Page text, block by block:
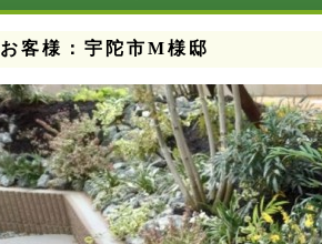
お客様：宇陀市M様邸